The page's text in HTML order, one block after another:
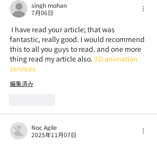
singh mohan
7月06日
fantastic, really good. I would recommend
this to all you guys to read. and one more
thing read my article also. 2D animation
services
編集済み
Noc Agile
2025年11月07日